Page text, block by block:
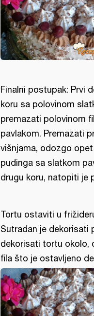
Finalni postupak: Prvi
koru sa polovinom
premazati polovinom
pavlakom. Premazati
višnjama, odozgo
pudinga sa slatkom
drugu koru, natopiti je
Tortu ostaviti u
Sutradan je dekorisati
dekorisati tortu okolo,
fila što je ostavljeno